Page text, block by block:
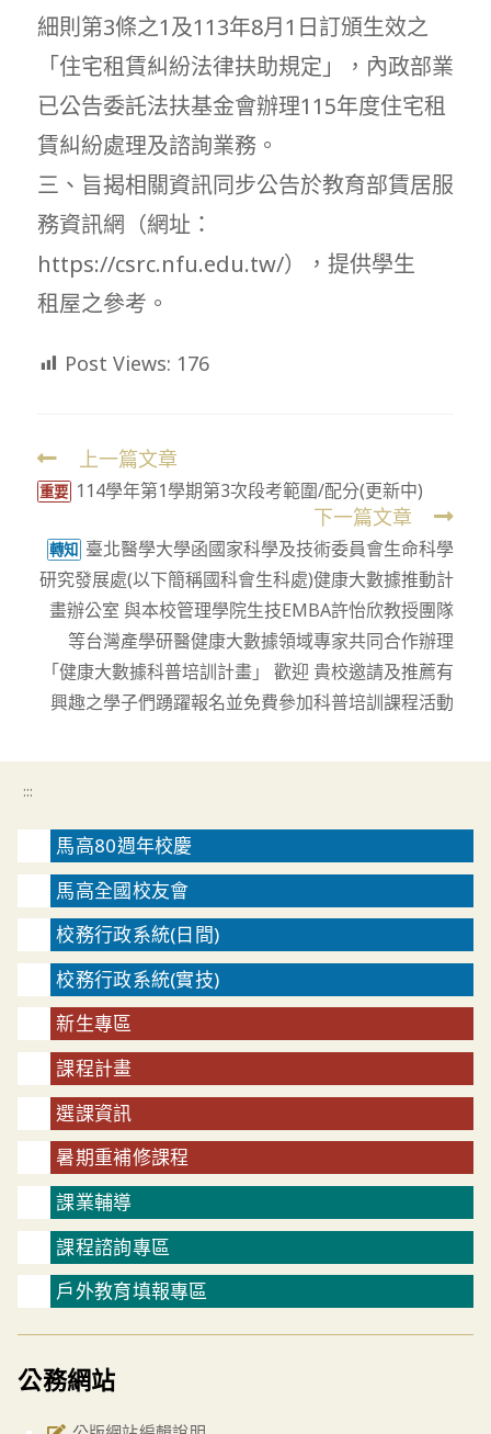
細則第3條之1及113年8月1日訂頒生效之
「住宅租賃糾紛法律扶助規定」，內政部業
已公告委託法扶基金會辦理115年度住宅租
賃糾紛處理及諮詢業務。
三、旨揭相關資訊同步公告於教育部賃居服
務資訊網（網址：
https://csrc.nfu.edu.tw/），提供學生
租屋之參考。
Post Views: 176
Read
more
上一篇文章
重要 114學年第1學期第3次段考範圍/配分(更新中)
下一篇文章
轉知 臺北醫學大學函國家科學及技術委員會生命科學
研究發展處(以下簡稱國科會生科處)健康大數據推動計
畫辦公室 與本校管理學院生技EMBA許怡欣教授團隊
等台灣產學研醫健康大數據領域專家共同合作辦理
「健康大數據科普培訓計畫」 歡迎 貴校邀請及推薦有
興趣之學子們踴躍報名並免費參加科普培訓課程活動
:::
馬高80週年校慶
馬高全國校友會
校務行政系統(日間)
校務行政系統(實技)
新生專區
課程計畫
選課資訊
暑期重補修課程
課業輔導
課程諮詢專區
戶外教育填報專區
公務網站